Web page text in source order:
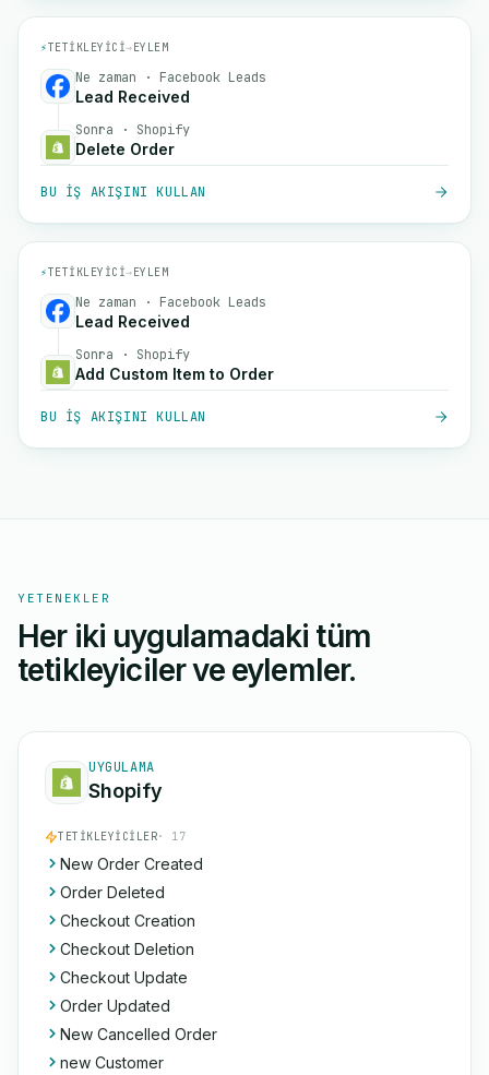
⚡TETIKLEYICI→EYLEM
Ne zaman · Facebook Leads
Lead Received
Sonra · Shopify
Delete Order
BU IŞ AKIŞINI KULLAN
⚡TETIKLEYICI→EYLEM
Ne zaman · Facebook Leads
Lead Received
Sonra · Shopify
Add Custom Item to Order
BU IŞ AKIŞINI KULLAN
YETENEKLER
Her iki uygulamadaki tüm
tetikleyiciler ve eylemler.
UYGULAMA
Shopify
TETIKLEYICILER· 17
New Order Created
Order Deleted
Checkout Creation
Checkout Deletion
Checkout Update
Order Updated
New Cancelled Order
new Customer